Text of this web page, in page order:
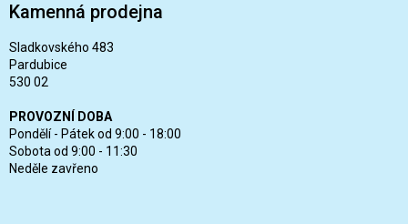
Kamenná prodejna
Sladkovského 483
Pardubice
530 02
PROVOZNÍ DOBA
Pondělí - Pátek od 9:00 - 18:00
Sobota od 9:00 - 11:30
Neděle zavřeno